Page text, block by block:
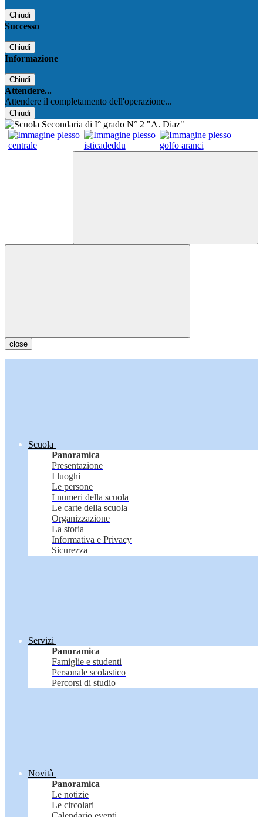
Chiudi
Successo
Chiudi
Informazione
Chiudi
Attendere...
Attendere il completamento dell'operazione...
Chiudi
close
Scuola
Panoramica
Presentazione
I luoghi
Le persone
I numeri della scuola
Le carte della scuola
Organizzazione
La storia
Informativa e Privacy
Sicurezza
Servizi
Panoramica
Famiglie e studenti
Personale scolastico
Percorsi di studio
Novità
Panoramica
Le notizie
Le circolari